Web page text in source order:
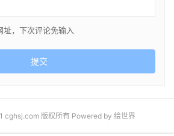
，下次评论免输入
提交
版权所有 Powered by 绘世界